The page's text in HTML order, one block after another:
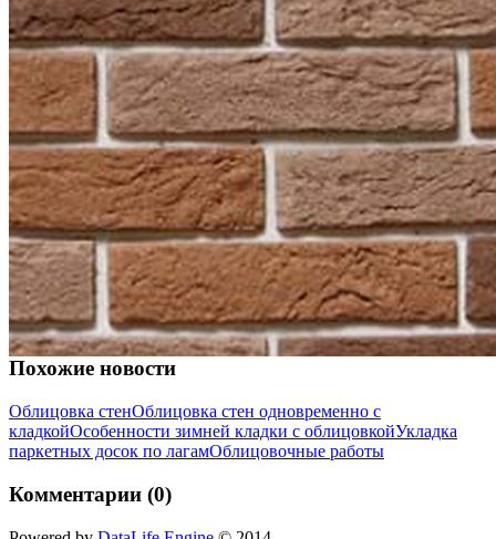
Похожие новости
Облицовка стенОблицовка стен одновременно с
кладкойОсобенности зимней кладки с облицовкойУкладка
паркетных досок по лагамОблицовочные работы
Комментарии (0)